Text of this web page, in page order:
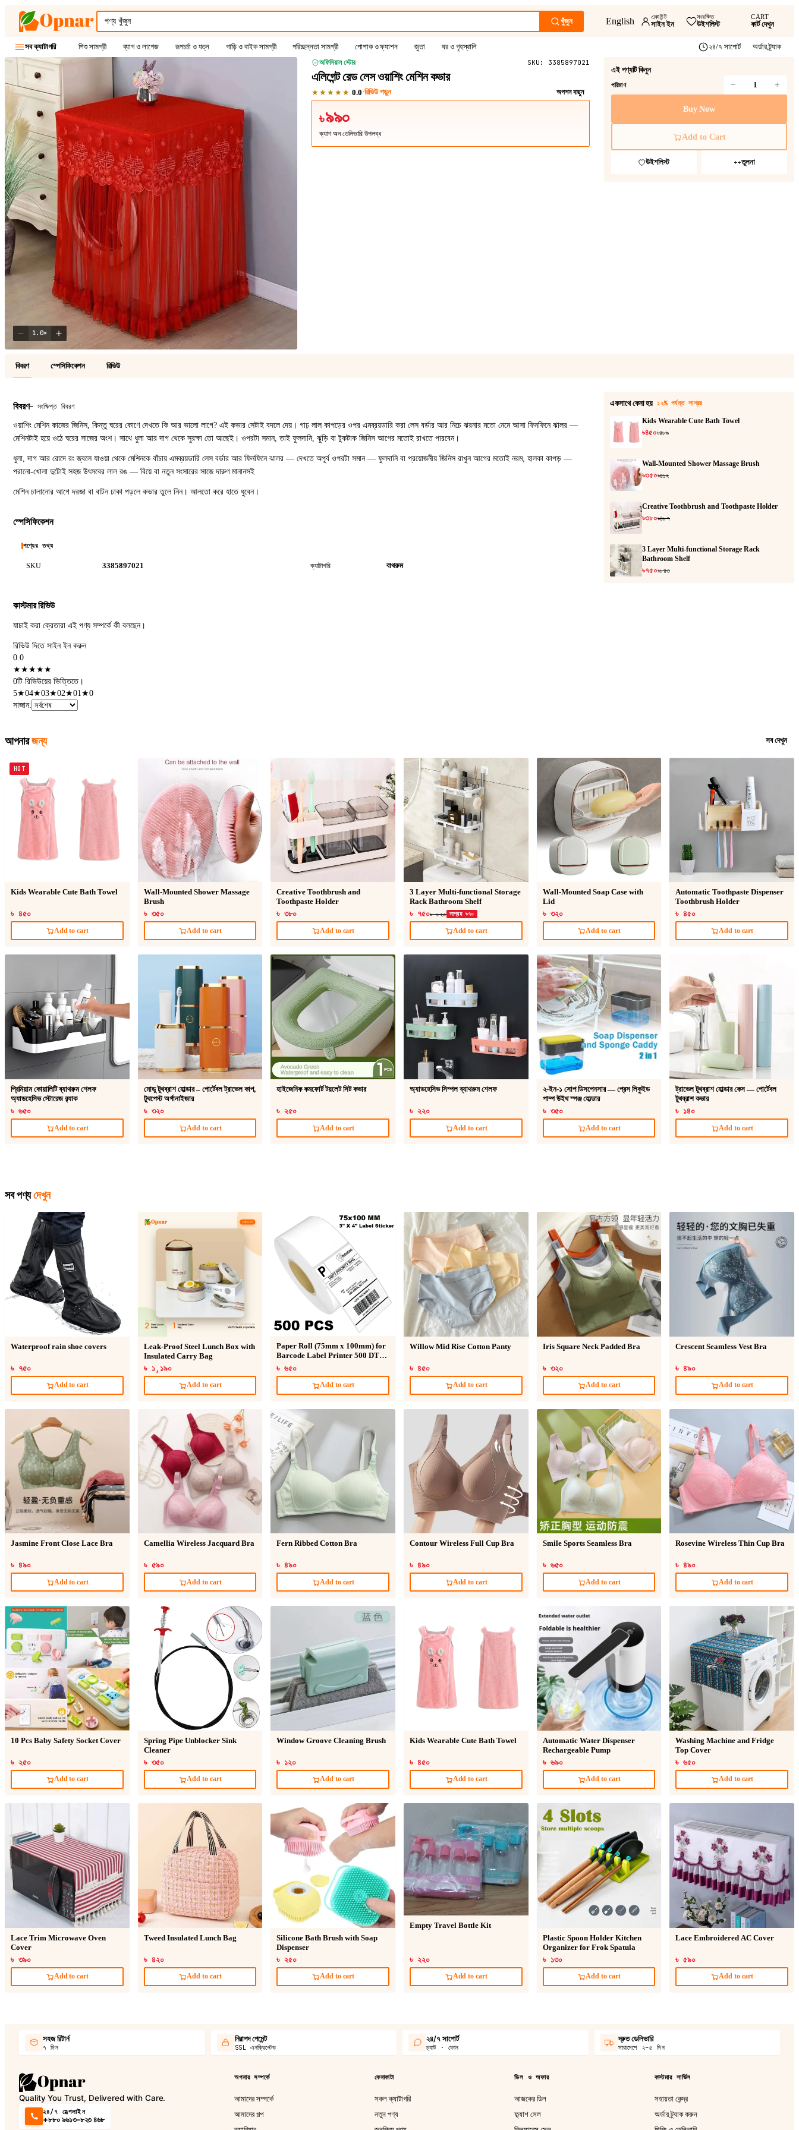
খুঁজুন English একাউন্ট
সাইন ইন
সংরক্ষিত
উইশলিস্ট
CART
কার্ট দেখুন
সব ক্যাটাগরি শিশু সামগ্রী ব্যাগ ও লাগেজ রূপচর্চা ও যত্ন গাড়ি ও বাইক সামগ্রী পরিচ্ছন্নতা সামগ্রী পোশাক ও ফ্যাশন জুতা ঘর ও গৃহস্থালি ২৪/৭ সাপোর্ট অর্ডার ট্র্যাক
1.0×
অফিসিয়াল স্টোর SKU: 3385897021
এলিগেন্ট রেড লেস ওয়াশিং মেশিন কভার
★★★★★ 0.0·রিভিউ পড়ুন অপশন বাছুন
৳৯৯০
ক্যাশ অন ডেলিভারি উপলব্ধ
এই পণ্যটি কিনুন
পরিমাণ − +
Buy Now
Add to Cart
উইশলিস্ট তুলনা
বিবরণ স্পেসিফিকেশন রিভিউ
বিবরণ—সংক্ষিপ্ত বিবরণ
ওয়াশিং মেশিন কাজের জিনিস, কিন্তু ঘরের কোণে দেখতে কি আর ভালো লাগে? এই কভার সেটাই বদলে দেয়। গাঢ় লাল কাপড়ের ওপর এমব্রয়ডারি করা লেস বর্ডার আর নিচে ঝরনার মতো নেমে আসা ফিনফিনে ঝালর —
মেশিনটাই হয়ে ওঠে ঘরের সাজের অংশ। সাথে ধুলা আর দাগ থেকে সুরক্ষা তো আছেই। ওপরটা সমান, তাই ফুলদানি, ঝুড়ি বা টুকটাক জিনিস আগের মতোই রাখতে পারবেন।
ধুলা, দাগ আর রোদে রং জ্বলে যাওয়া থেকে মেশিনকে বাঁচায় এমব্রয়ডারি লেস বর্ডার আর ফিনফিনে ঝালর — দেখতে অপূর্ব ওপরটা সমান — ফুলদানি বা প্রয়োজনীয় জিনিস রাখুন আগের মতোই নরম, হালকা কাপড় —
পরানো-খোলা দুটোই সহজ উৎসবের লাল রঙ — বিয়ে বা নতুন সংসারের সাজে দারুণ মানানসই
মেশিন চালানোর আগে দরজা বা বাটন ঢাকা পড়লে কভার তুলে নিন। আলতো করে হাতে ধুবেন।
স্পেসিফিকেশন
পণ্যের তথ্য
SKU 3385897021 ক্যাটাগরি বাথরুম
কাস্টমার রিভিউ
যাচাই করা ক্রেতারা এই পণ্য সম্পর্কে কী বলছেন।
রিভিউ দিতে সাইন ইন করুন
0.0
★★★★★
0টি রিভিউয়ের ভিত্তিতে।
5★04★03★02★01 ★0
সাজান:
একসাথে কেনা হয় ১২% পর্যন্ত সাশ্রয়
Kids Wearable Cute Bath Towel
৳৪৫০৳৪৮৯
Wall-Mounted Shower Massage Brush
৳৩৫০৳৪১২
Creative Toothbrush and Toothpaste Holder
৳৩৮০৳৪৮৭
3 Layer Multi-functional Storage Rack
Bathroom Shelf
৳৭৫০৳৮৪৩
আপনার জন্য সব দেখুন
HOT
Kids Wearable Cute Bath Towel
৳ ৪৫০
Add to cart
Wall-Mounted Shower Massage
Brush
৳ ৩৫০
Add to cart
Creative Toothbrush and
Toothpaste Holder
৳ ৩৮০
Add to cart
3 Layer Multi-functional Storage
Rack Bathroom Shelf
৳ ৭৫০৳ ৮২০ সাশ্রয় ৳৭০
Add to cart
Wall-Mounted Soap Case with
Lid
৳ ৩২০
Add to cart
Automatic Toothpaste Dispenser
Toothbrush Holder
৳ ৪৫০
Add to cart
প্রিমিয়াম কোয়ালিটি ব্যাথরুম শেলফ
অ্যাডহেসিভ স্টোরেজ র‍্যাক
৳ ৬৫০
Add to cart
মোডু টুথব্রাশ হোল্ডার – পোর্টেবল ট্রাভেল কাপ,
টুথপেস্ট অর্গানাইজার
৳ ৩২০
Add to cart
হাইজেনিক কমফোর্ট টয়লেট সিট কভার
৳ ২৫০
Add to cart
অ্যাডহেসিভ সিম্পল ব্যাথরুম শেলফ
৳ ২২০
Add to cart
২-ইন-১ সোপ ডিসপেনসার — প্রেস লিকুইড
পাম্প উইথ স্পঞ্জ হোল্ডার
৳ ৩৫০
Add to cart
ট্রাভেল টুথব্রাশ হোল্ডার কেস — পোর্টেবল
টুথব্রাশ কভার
৳ ১৪০
Add to cart
সব পণ্য দেখুন
Waterproof rain shoe covers
৳ ৭৫০
Add to cart
Leak-Proof Steel Lunch Box with
Insulated Carry Bag
৳ ১,১৯০
Add to cart
Paper Roll (75mm x 100mm) for
Barcode Label Printer 500 DT
Sticker
৳ ৬৫০
Add to cart
Willow Mid Rise Cotton Panty
৳ ৪৫০
Add to cart
Iris Square Neck Padded Bra
৳ ৩২০
Add to cart
Crescent Seamless Vest Bra
৳ ৪৯০
Add to cart
Jasmine Front Close Lace Bra
৳ ৪৯০
Add to cart
Camellia Wireless Jacquard Bra
৳ ৫৯০
Add to cart
Fern Ribbed Cotton Bra
৳ ৪৯০
Add to cart
Contour Wireless Full Cup Bra
৳ ৪৯০
Add to cart
Smile Sports Seamless Bra
৳ ৬৫০
Add to cart
Rosevine Wireless Thin Cup Bra
৳ ৪৯০
Add to cart
10 Pcs Baby Safety Socket Cover
৳ ২৫০
Add to cart
Spring Pipe Unblocker Sink
Cleaner
৳ ৩৫০
Add to cart
Window Groove Cleaning Brush
৳ ১২০
Add to cart
Kids Wearable Cute Bath Towel
৳ ৪৫০
Add to cart
Automatic Water Dispenser
Rechargeable Pump
৳ ৬৯০
Add to cart
Washing Machine and Fridge
Top Cover
৳ ৬৫০
Add to cart
Lace Trim Microwave Oven
Cover
৳ ৩৯০
Add to cart
Tweed Insulated Lunch Bag
৳ ৪২০
Add to cart
Silicone Bath Brush with Soap
Dispenser
৳ ২৫০
Add to cart
Empty Travel Bottle Kit
৳ ২২০
Add to cart
Plastic Spoon Holder Kitchen
Organizer for Frok Spatula
৳ ১৩০
Add to cart
Lace Embroidered AC Cover
৳ ৫৯০
Add to cart
সহজ রিটার্ন
৭ দিন
নিরাপদ পেমেন্ট
SSL এনক্রিপ্টেড
২৪/৭ সাপোর্ট
চ্যাট · ফোন
দ্রুত ডেলিভারি
সারাদেশে ২–৫ দিন
Quality You Trust, Delivered with Care.
২৪/৭ হেল্পলাইন
+৮৮০ ৯৬১৩-৮২৩ ৪৬৮
অপনার সম্পর্কে
আমাদের সম্পর্কে
আমাদের গল্প
কেনাকাটা
সকল ক্যাটাগরি
নতুন পণ্য
ডিল ও অফার
আজকের ডিল
ফ্ল্যাশ সেল
কাস্টমার সার্ভিস
সহায়তা কেন্দ্র
অর্ডার ট্র্যাক করুন